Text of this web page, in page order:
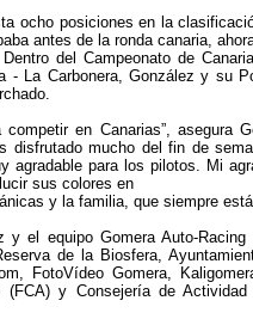
ocho posiciones en la
antes de la ronda canaria,
del Campeonato de
- La Carbonera, González y su
en Canarias”, asegura
disfrutado mucho del fin de
agradable para los pilotos. Mi
sus colores en
y la familia, que siempre
y el equipo Gomera Auto-
de la Biosfera,
FotoVídeo Gomera,
(FCA) y Consejería de